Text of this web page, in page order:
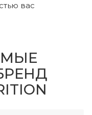
вас